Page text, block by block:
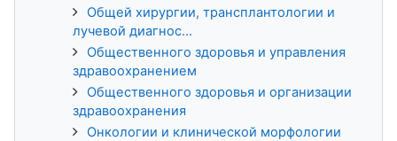
Общей хирургии, трансплантологии и
лучевой диагнос...
Общественного здоровья и управления
здравоохранением
Общественного здоровья и организации
здравоохранения
Онкологии и клинической морфологии